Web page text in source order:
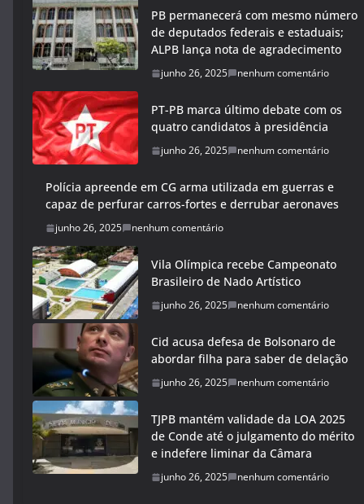
PB permanecerá com mesmo número
de deputados federais e estaduais;
ALPB lança nota de agradecimento
junho 26, 2025 nenhum comentário
PT-PB marca último debate com os
quatro candidatos à presidência
junho 26, 2025 nenhum comentário
Polícia apreende em CG arma utilizada em guerras e
capaz de perfurar carros-fortes e derrubar aeronaves
junho 26, 2025 nenhum comentário
Vila Olímpica recebe Campeonato
Brasileiro de Nado Artístico
junho 26, 2025 nenhum comentário
Cid acusa defesa de Bolsonaro de
abordar filha para saber de delação
junho 26, 2025 nenhum comentário
TJPB mantém validade da LOA 2025
de Conde até o julgamento do mérito
e indefere liminar da Câmara
junho 26, 2025 nenhum comentário